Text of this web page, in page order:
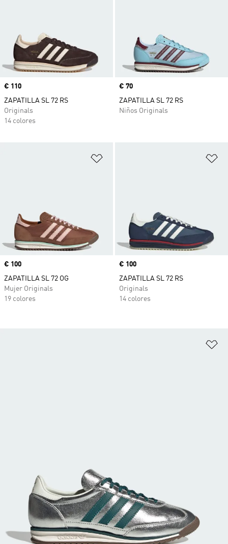
Precio
€ 110
ZAPATILLA SL 72 RS
Originals
14 colores
Precio
€ 70
ZAPATILLA SL 72 RS
Niños Originals
Precio
€ 100
ZAPATILLA SL 72 OG
Mujer Originals
19 colores
Precio
€ 100
ZAPATILLA SL 72 RS
Originals
14 colores